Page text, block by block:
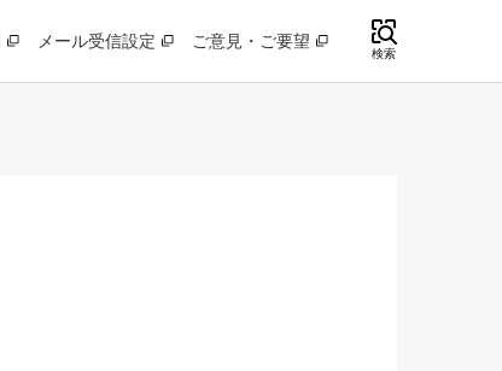
メール受信設定 ご意見・ご要望
検索